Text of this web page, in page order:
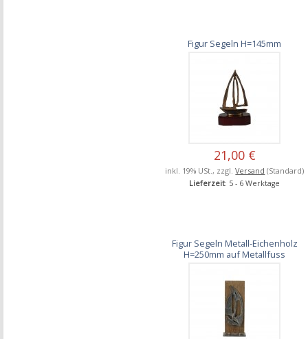
Figur Segeln H=145mm
21,00 €
inkl. 19% USt., zzgl.Versand (Standard)
Lieferzeit: 5 - 6 Werktage
Figur Segeln Metall-Eichenholz
H=250mm auf Metallfuss